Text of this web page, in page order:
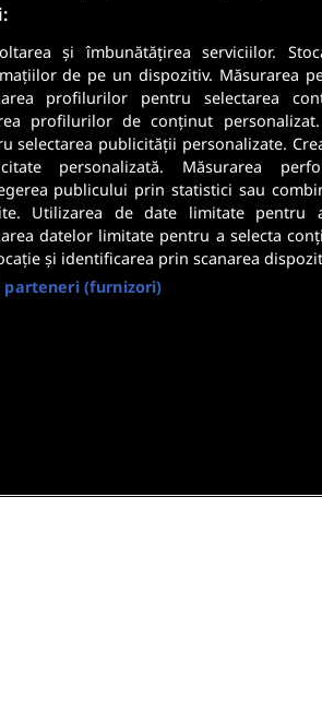
Sunt angajator
Securitatea datelor dumneavoastra
Confidentialitate.
și îmbunătățirea serviciilor.
de pe un dispozitiv. Măsurarea
profilurilor pentru selectarea
profilurilor de conținut
selectarea publicității personalizate.
personalizată. Măsurarea
publicului prin statistici sau
Utilizarea de date limitate pentru
datelor limitate pentru a selecta
și identificarea prin scanarea
parteneri (furnizori)